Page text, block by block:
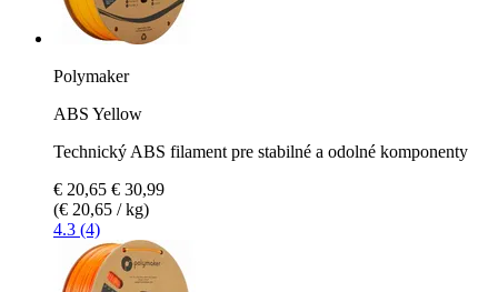
Polymaker
ABS Yellow
Technický ABS filament pre stabilné a odolné komponenty
€ 20,65 € 30,99
(€ 20,65 / kg)
4.3 (4)